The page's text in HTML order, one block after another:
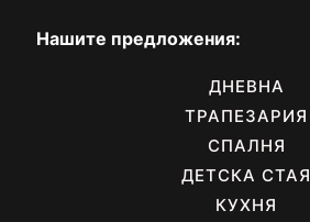
Нашите предложения:
ДНЕВНА
ТРАПЕЗАРИЯ
СПАЛНЯ
ДЕТСКА СТАЯ
КУХНЯ